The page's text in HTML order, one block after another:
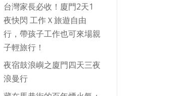
台灣家長必收！廈門2天1
夜快閃 工作Ｘ旅遊自由
行，帶孩子工作也可來場親
子輕旅行！
夜宿鼓浪嶼之廈門四天三夜
浪曼行